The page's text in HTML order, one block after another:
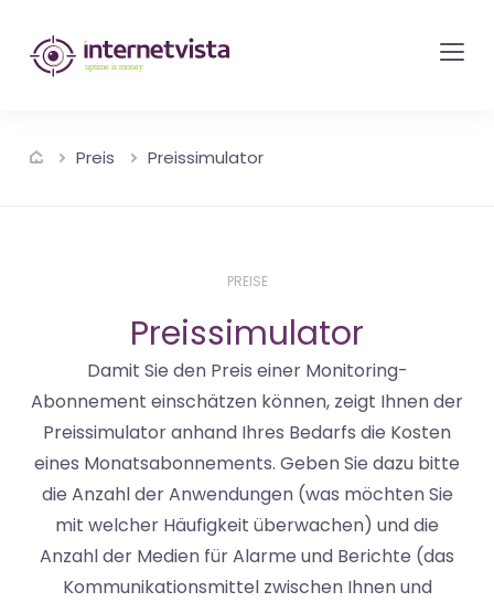
internetvista
Monitoring
Überwachung
von
Uptime
is
Money
Preis Preissimulator
PREISE
Preissimulator
Damit Sie den Preis einer Monitoring-
Abonnement einschätzen können, zeigt Ihnen der
Preissimulator anhand Ihres Bedarfs die Kosten
eines Monatsabonnements. Geben Sie dazu bitte
die Anzahl der Anwendungen (was möchten Sie
mit welcher Häufigkeit überwachen) und die
Anzahl der Medien für Alarme und Berichte (das
Kommunikationsmittel zwischen Ihnen und